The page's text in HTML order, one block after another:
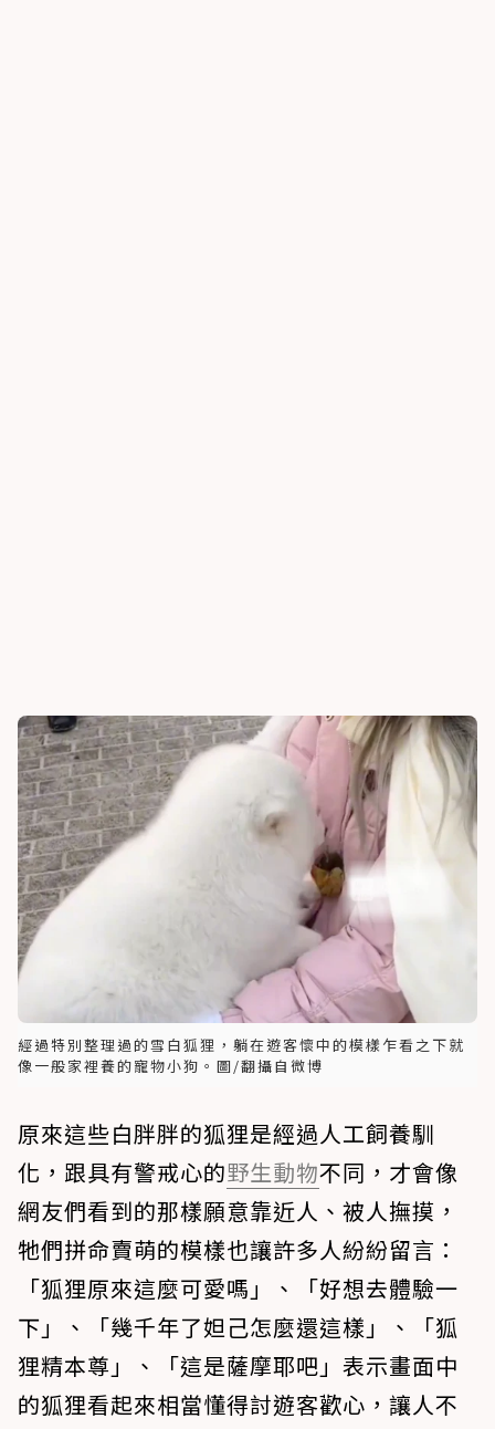
經過特別整理過的雪白狐狸，躺在遊客懷中的模樣乍看之下就
像一般家裡養的寵物小狗。圖/翻攝自微博
原來這些白胖胖的狐狸是經過人工飼養馴
化，跟具有警戒心的野生動物不同，才會像
網友們看到的那樣願意靠近人、被人撫摸，
牠們拼命賣萌的模樣也讓許多人紛紛留言：
「狐狸原來這麼可愛嗎」、「好想去體驗一
下」、「幾千年了妲己怎麼還這樣」、「狐
狸精本尊」、「這是薩摩耶吧」表示畫面中
的狐狸看起來相當懂得討遊客歡心，讓人不